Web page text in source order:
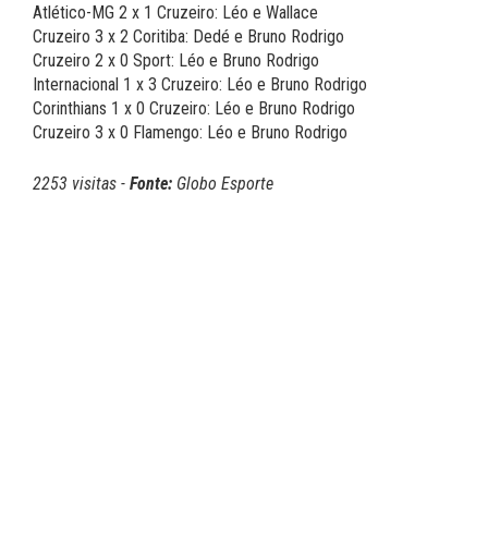
Atlético-MG 2 x 1 Cruzeiro: Léo e Wallace
Cruzeiro 3 x 2 Coritiba: Dedé e Bruno Rodrigo
Cruzeiro 2 x 0 Sport: Léo e Bruno Rodrigo
Internacional 1 x 3 Cruzeiro: Léo e Bruno Rodrigo
Corinthians 1 x 0 Cruzeiro: Léo e Bruno Rodrigo
Cruzeiro 3 x 0 Flamengo: Léo e Bruno Rodrigo
2253 visitas - Fonte: Globo Esporte